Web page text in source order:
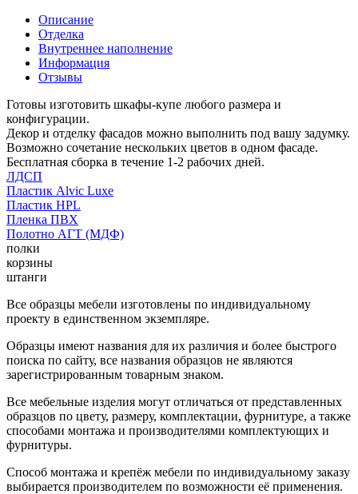
Описание
Отделка
Внутреннее наполнение
Информация
Отзывы
Готовы изготовить шкафы-купе любого размера и
конфигурации.
Декор и отделку фасадов можно выполнить под вашу задумку.
Возможно сочетание нескольких цветов в одном фасаде.
Бесплатная сборка в течение 1-2 рабочих дней.
ЛДСП
Пластик Alvic Luxe
Пластик HPL
Пленка ПВХ
Полотно АГТ (МДФ)
полки
корзины
штанги
Все образцы мебели изготовлены по индивидуальному
проекту в единственном экземпляре.
Образцы имеют названия для их различия и более быстрого
поиска по сайту, все названия образцов не являются
зарегистрированным товарным знаком.
Все мебельные изделия могут отличаться от представленных
образцов по цвету, размеру, комплектации, фурнитуре, а также
способами монтажа и производителями комплектующих и
фурнитуры.
Способ монтажа и крепёж мебели по индивидуальному заказу
выбирается производителем по возможности её применения.